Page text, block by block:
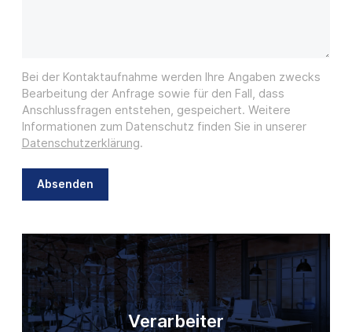
Bei der Kontaktaufnahme werden Ihre Angaben zwecks
Bearbeitung der Anfrage sowie für den Fall, dass
Anschlussfragen entstehen, gespeichert. Weitere
Informationen zum Datenschutz finden Sie in unserer
Datenschutzerklärung.
Absenden
Verarbeiter